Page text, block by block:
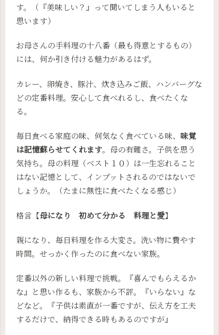
す。（『美味しい？』って聞いてしまう人もいると
思います）
お母さんの手料理の十八番（最も得意とするもの）
には、何か引き付ける魅力があるはず。
カレー、卵焼き、豚汁、炊き込みご飯、ハンバーグな
どの定番料理。安心して食べれるし、食べたくな
る。
毎日食べる家庭の味、何気なく食べている味、 味覚
は記憶蘇らせてくれます。母の有難さ。子供を思う
気持ち。母の料理（ベスト１０）は一生忘れること
はない記憶として、インプットされるのではないで
しょうか。（たまに無性に食べたくなる感じ）
格言【母になり 初めて分かる 料理と愛】
親になり、毎日料理を作る大変さ。洗い物に費やす
時間。せっかく作ったのに食べない家族。
定番以外の新しい料理で挑戦。『喜んでもらえるか
な』と思い作るも、家族から不評。『いらない』な
どなど。『子供は素直が一番ですが、伝え方を工夫
するだけで、納得できる時もあるのですが』